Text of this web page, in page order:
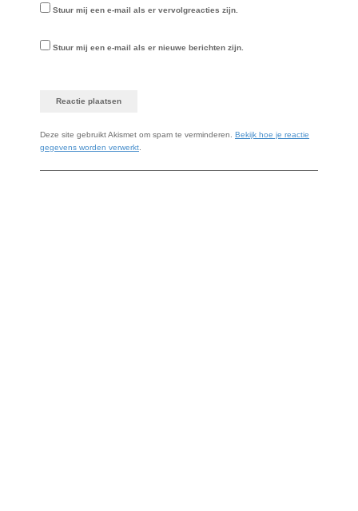
Stuur mij een e-mail als er vervolgreacties zijn.
Stuur mij een e-mail als er nieuwe berichten zijn.
Deze site gebruikt Akismet om spam te verminderen. Bekijk hoe je reactie
gegevens worden verwerkt